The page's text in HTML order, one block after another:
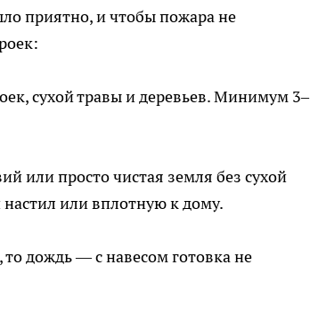
приятно, и чтобы пожара не
сухой травы и деревьев. Минимум 3–
или просто чистая земля без сухой
или вплотную к дому.
то дождь — с навесом готовка не